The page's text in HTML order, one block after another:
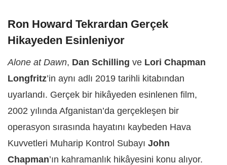
Ron Howard Tekrardan Gerçek
Hikayeden Esinleniyor
Alone at Dawn, Dan Schilling ve Lori Chapman
Longfritz’in aynı adlı 2019 tarihli kitabından
uyarlandı. Gerçek bir hikâyeden esinlenen film,
2002 yılında Afganistan’da gerçekleşen bir
operasyon sırasında hayatını kaybeden Hava
Kuvvetleri Muharip Kontrol Subayı John
Chapman’ın kahramanlık hikâyesini konu alıyor.